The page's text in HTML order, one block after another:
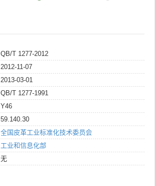
QB/T 1277-2012
2012-11-07
2013-03-01
QB/T 1277-1991
Y46
59.140.30
全国皮革工业标准化技术委员会
工业和信息化部
无